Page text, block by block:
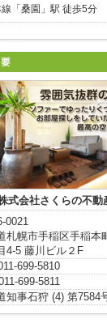
「桑園」駅 徒歩5分
式会社さくらの不動
0021
札幌市手稲区手稲本
4-5 藤川ビル２F
699-5810
699-5811
知事石狩 (4) 第7584